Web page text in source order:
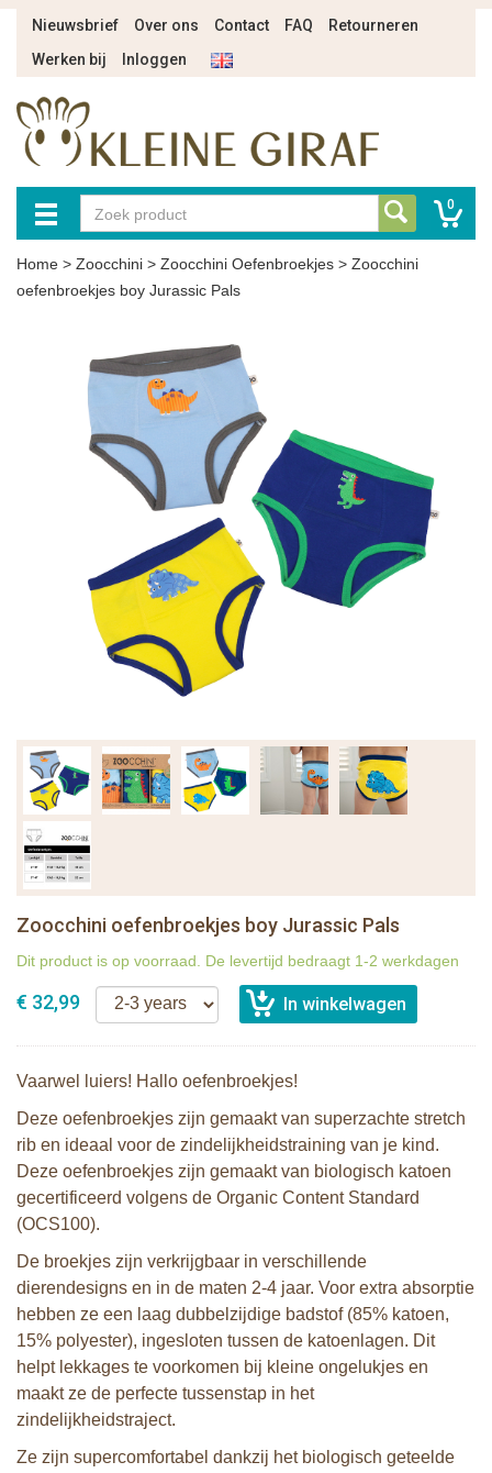
Nieuwsbrief Over ons Contact FAQ
Retourneren
Werken bij
Inloggen
0
Home > Zoocchini > Zoocchini Oefenbroekjes > Zoocchini
oefenbroekjes boy Jurassic Pals
Zoocchini oefenbroekjes boy Jurassic Pals
Dit product is op voorraad. De levertijd bedraagt 1-2 werkdagen
€ 32,99
Vaarwel luiers! Hallo oefenbroekjes!
Deze oefenbroekjes zijn gemaakt van superzachte stretch
rib en ideaal voor de zindelijkheidstraining van je kind.
Deze oefenbroekjes zijn gemaakt van biologisch katoen
gecertificeerd volgens de Organic Content Standard
(OCS100).
De broekjes zijn verkrijgbaar in verschillende
dierendesigns en in de maten 2-4 jaar. Voor extra absorptie
hebben ze een laag dubbelzijdige badstof (85% katoen,
15% polyester), ingesloten tussen de katoenlagen. Dit
helpt lekkages te voorkomen bij kleine ongelukjes en
maakt ze de perfecte tussenstap in het
zindelijkheidstraject.
Ze zijn supercomfortabel dankzij het biologisch geteelde